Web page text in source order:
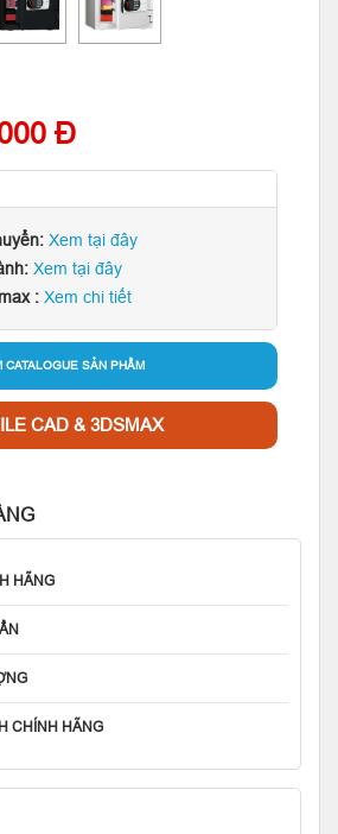
Đ
Xem tại đây
Xem tại đây
: Xem chi tiết
CATALOGUE SẢN PHẨM
CAD & 3DSMAX
HÃNG
CHÍNH HÃNG